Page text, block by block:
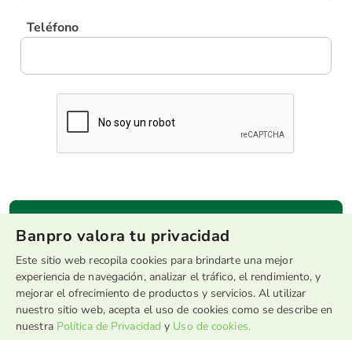
Teléfono
*La aprobación de tu tarjeta está condicionada a un estudio crediticio que se
realizará con los datos proveídos por el solicitante. Toda solicitud debe ser
personal y la información es de carácter confidencial. El solicitante da fe que
toda la información dada es real y verídica.
Banpro valora tu privacidad
Este sitio web recopila cookies para brindarte una mejor
experiencia de navegación, analizar el tráfico, el rendimiento, y
mejorar el ofrecimiento de productos y servicios. Al utilizar
nuestro sitio web, acepta el uso de cookies como se describe en
nuestra Política de Privacidad y Uso de cookies.